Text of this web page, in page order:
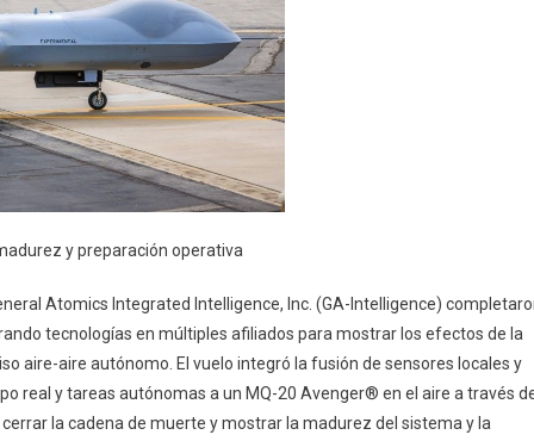
y preparación operativa
Atomics Integrated Intelligence, Inc. (GA-Intelligence)
tecnologías en múltiples afiliados para mostrar los efectos de la
aire-aire autónomo. El vuelo integró la fusión de sensores locales y
real y tareas autónomas a un MQ-20 Avenger® en el aire a través
la cadena de muerte y mostrar la madurez del sistema y la